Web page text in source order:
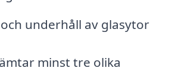
underhåll av glasytor
minst tre olika